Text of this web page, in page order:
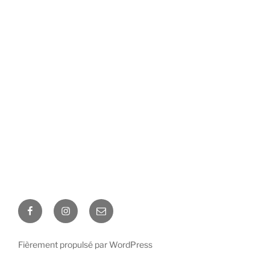
FacebookInstagramCorreu
electrònic
Fièrement propulsé par WordPress